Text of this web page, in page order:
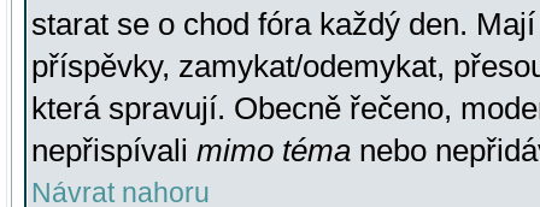
starat se o chod fóra každý den.
příspěvky, zamykat/odemykat,
která spravují. Obecně řečeno,
nepřispívali mimo téma nebo
Návrat nahoru